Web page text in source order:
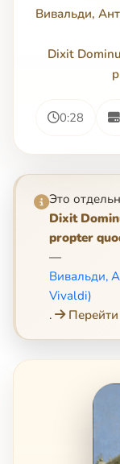
Вивальди,
Dixit
0:28
Это
Dixit
propter
—
Вивальди,
Vivaldi)
.